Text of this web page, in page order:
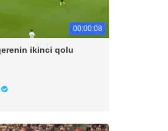
00:00:08
ikinci qolu